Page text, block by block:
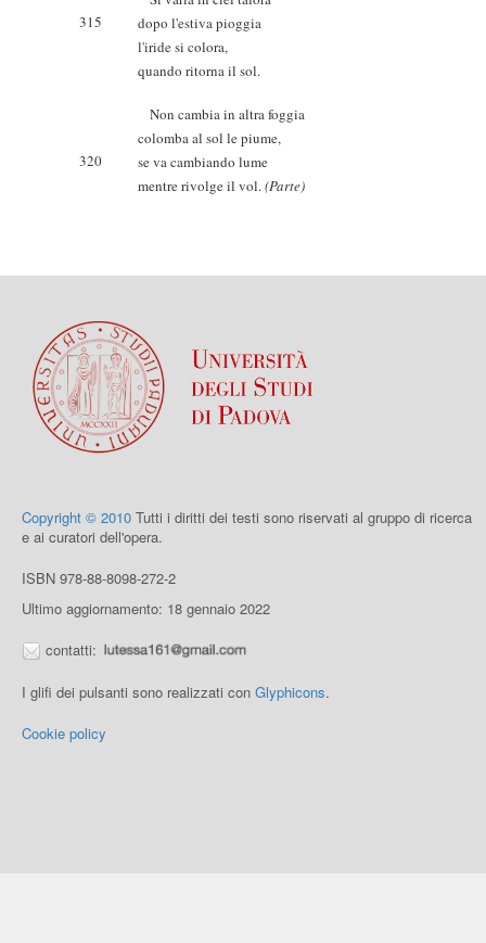
315
dopo l'estiva pioggia
l'iride si colora,
quando ritorna il sol.
Non cambia in altra foggia
colomba al sol le piume,
320
se va cambiando lume
mentre rivolge il vol.(Parte)
Copyright © 2010 Tutti i diritti dei testi sono riservati al gruppo di ricerca
e ai curatori dell'opera.
ISBN 978-88-8098-272-2
Ultimo aggiornamento: 18 gennaio 2022
contatti:
I glifi dei pulsanti sono realizzati con Glyphicons.
Cookie policy